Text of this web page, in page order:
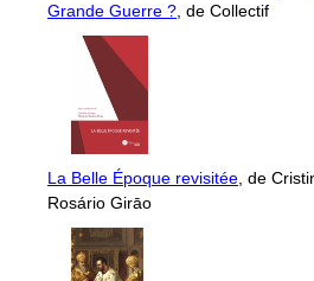
Grande Guerre ?, de Collectif
La Belle Époque revisitée, de
Rosário Girāo